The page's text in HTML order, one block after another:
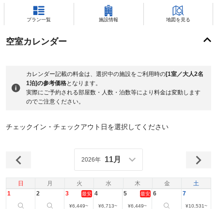
プラン一覧 施設情報 地図を見る
空室カレンダー
カレンダー記載の料金は、選択中の施設をご利用時の[1室／大人2名
1泊]の参考価格となります。
実際にご予約される部屋数・人数・泊数等により料金は変動します
のでご注意ください。
チェックイン・チェックアウト日を選択してください
日 月 火 水 木 金 土
2026年 11月
1 2 3 最安
¥6,449~
4
¥6,713~
5 最安
¥6,449~
6 7
¥10,531~